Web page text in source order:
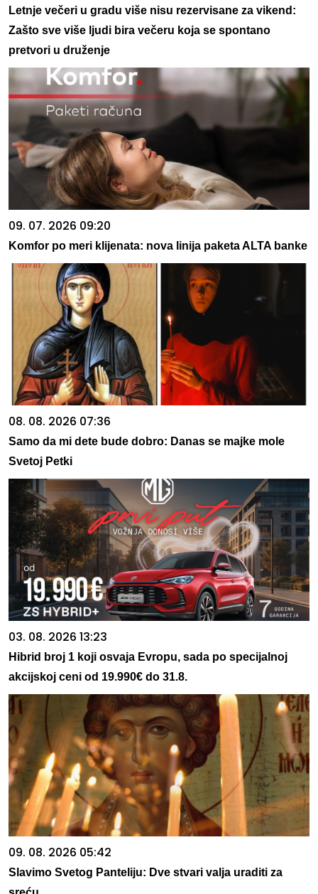
Letnje večeri u gradu više nisu rezervisane za vikend:
Zašto sve više ljudi bira večeru koja se spontano
pretvori u druženje
09. 07. 2026 09:20
Komfor po meri klijenata: nova linija paketa ALTA banke
08. 08. 2026 07:36
Samo da mi dete bude dobro: Danas se majke mole
Svetoj Petki
03. 08. 2026 13:23
Hibrid broj 1 koji osvaja Evropu, sada po specijalnoj
akcijskoj ceni od 19.990€ do 31.8.
09. 08. 2026 05:42
Slavimo Svetog Panteliju: Dve stvari valja uraditi za